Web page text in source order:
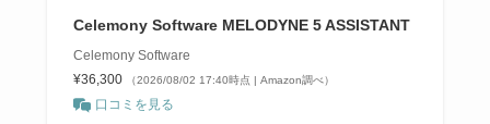
Celemony Software MELODYNE 5 ASSISTANT
Celemony Software
¥36,300
（2026/08/02 17:40時点 | Amazon調べ）
口コミを見る